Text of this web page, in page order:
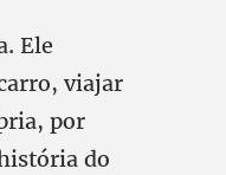
Ele
viajar
por
do